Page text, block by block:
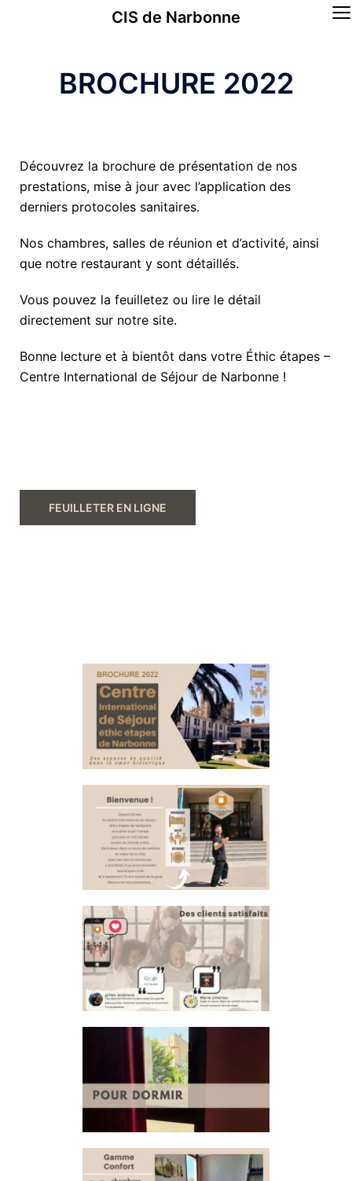
CIS de Narbonne ≡
BROCHURE 2022
Découvrez la brochure de présentation de nos
prestations, mise à jour avec l’application des
derniers protocoles sanitaires.
Nos chambres, salles de réunion et d’activité, ainsi
que notre restaurant y sont détaillés.
Vous pouvez la feuilletez ou lire le détail
directement sur notre site.
Bonne lecture et à bientôt dans votre Éthic étapes –
Centre International de Séjour de Narbonne !
FEUILLETER EN LIGNE